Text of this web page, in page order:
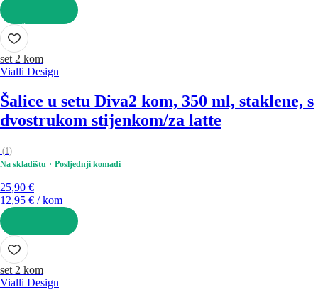
U KOŠARICU
set 2 kom
Vialli Design
Šalice u setu Diva2 kom, 350 ml, staklene, s
dvostrukom stijenkom/za latte
(1)
Na skladištu
Posljednji komadi
25,90 €
12,95 € / kom
U KOŠARICU
set 2 kom
Vialli Design